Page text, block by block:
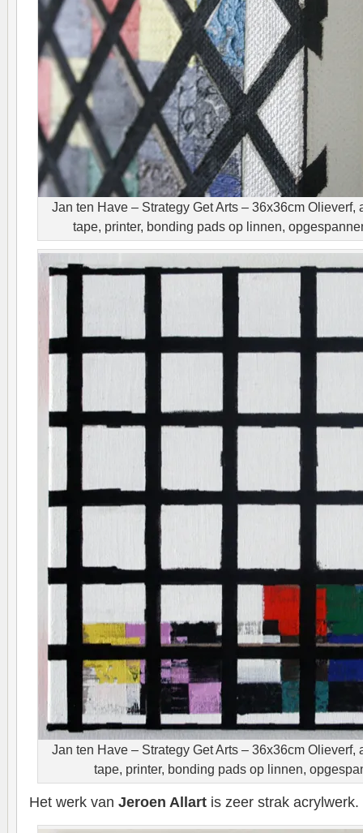
Jan ten Have – Strategy Get Arts – 36x36cm Olieverf,
tape, printer, bonding pads op linnen,
Jan ten Have – Strategy Get Arts – 36x36cm Olieverf,
tape, printer, bonding pads op linnen,
Het werk van Jeroen Allart is zeer strak acrylwerk.